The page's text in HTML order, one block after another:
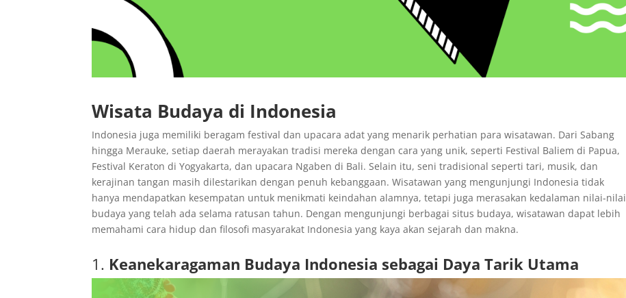
Wisata Budaya di Indonesia
Indonesia juga memiliki beragam festival dan upacara adat yang menarik perhatian para wisatawan. Dari Sabang
hingga Merauke, setiap daerah merayakan tradisi mereka dengan cara yang unik, seperti Festival Baliem di Papua,
Festival Keraton di Yogyakarta, dan upacara Ngaben di Bali. Selain itu, seni tradisional seperti tari, musik, dan
kerajinan tangan masih dilestarikan dengan penuh kebanggaan. Wisatawan yang mengunjungi Indonesia tidak
hanya mendapatkan kesempatan untuk menikmati keindahan alamnya, tetapi juga merasakan kedalaman nilai-nilai
budaya yang telah ada selama ratusan tahun. Dengan mengunjungi berbagai situs budaya, wisatawan dapat lebih
memahami cara hidup dan filosofi masyarakat Indonesia yang kaya akan sejarah dan makna.
1. Keanekaragaman Budaya Indonesia sebagai Daya Tarik Utama